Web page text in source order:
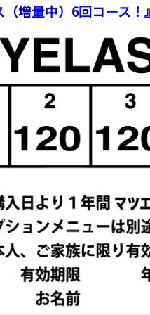
（増量中）6回コース！